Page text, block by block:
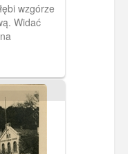
wzgórze
Widać